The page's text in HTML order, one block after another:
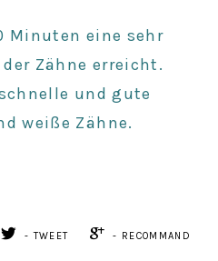
Minuten eine sehr
Zähne erreicht.
und gute
weiße Zähne.
- TWEET - RECOMMAND